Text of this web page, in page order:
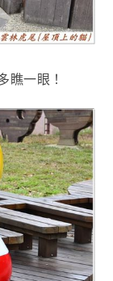
瞧一眼 ！